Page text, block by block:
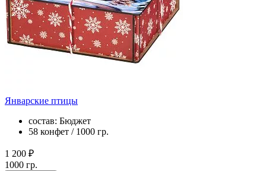
Январские птицы
состав: Бюджет
58 конфет / 1000 гр.
1 200 ₽
1000 гр.